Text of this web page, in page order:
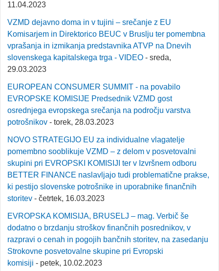
11.04.2023
VZMD dejavno doma in v tujini – srečanje z EU
Komisarjem in Direktorico BEUC v Bruslju ter pomembna
vprašanja in izmikanja predstavnika ATVP na Dnevih
slovenskega kapitalskega trga - VIDEO - sreda,
29.03.2023
EUROPEAN CONSUMER SUMMIT - na povabilo
EVROPSKE KOMISIJE Predsednik VZMD gost
osrednjega evropskega srečanja na področju varstva
potrošnikov - torek, 28.03.2023
NOVO STRATEGIJO EU za individualne vlagatelje
pomembno sooblikuje VZMD – z delom v posvetovalni
skupini pri EVROPSKI KOMISIJI ter v Izvršnem odboru
BETTER FINANCE naslavljajo tudi problematične prakse,
ki pestijo slovenske potrošnike in uporabnike finančnih
storitev - četrtek, 16.03.2023
EVROPSKA KOMISIJA, BRUSELJ – mag. Verbič še
dodatno o brzdanju stroškov finančnih posrednikov, v
razpravi o cenah in pogojih bančnih storitev, na zasedanju
Strokovne posvetovalne skupine pri Evropski
komisiji - petek, 10.02.2023